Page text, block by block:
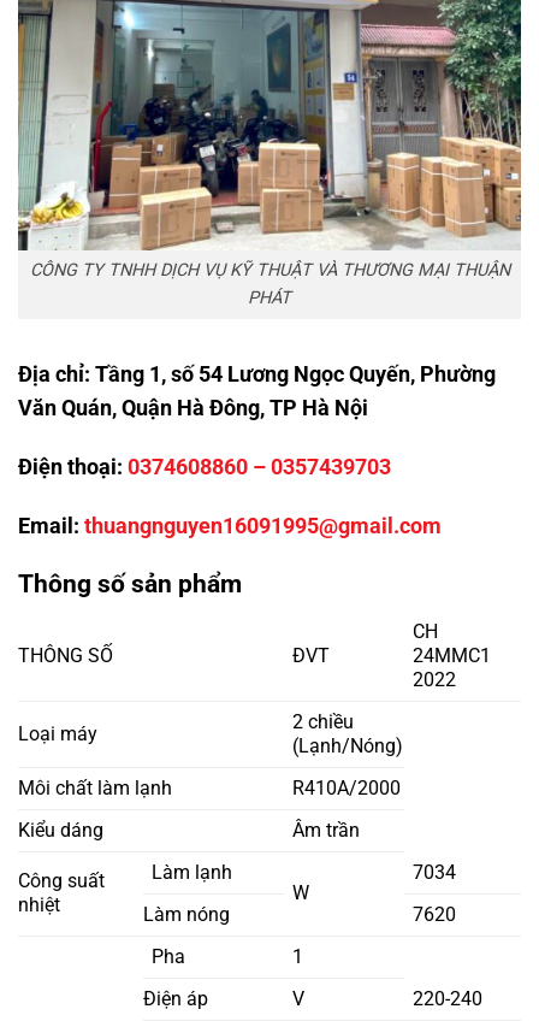
CÔNG TY TNHH DỊCH VỤ KỸ THUẬT VÀ THƯƠNG MẠI THUẬN
PHÁT
Địa chỉ: Tầng 1, số 54 Lương Ngọc Quyến, Phường
Văn Quán, Quận Hà Đông, TP Hà Nội
Điện thoại: 0374608860 – 0357439703
Email: thuangnguyen16091995@gmail.com
Thông số sản phẩm
THÔNG SỐ ĐVT
CH
24MMC1
2022
Loại máy
2 chiều
(Lạnh/Nóng)
Môi chất làm lạnh
R410A/2000
Kiểu dáng
Âm trần
Công suất
nhiệt
Làm lạnh
W
7034
Làm nóng
7620
Pha
1
Điện áp
V 220-240